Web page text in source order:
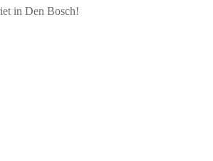
in Den Bosch!